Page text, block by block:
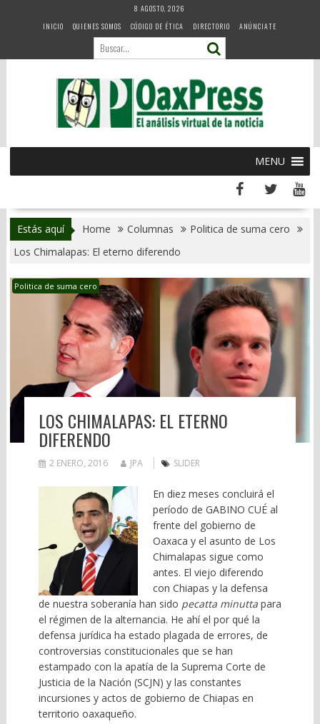
8 AGOSTO, 2026
INICIO
QUIENES SOMOS CÓDIGO DE ÉTICA DIRECTORIO ANÚNCIATE
MENU
Estás aquí Home Columnas
Politica de suma cero
Los Chimalapas: El eterno diferendo
Politica de suma cero
LOS CHIMALAPAS: EL ETERNO
DIFERENDO
2 ENERO, 2016 JPA SLIDER
En diez meses concluirá el
período de GABINO CUÉ al
frente del gobierno de
Oaxaca y el asunto de Los
Chimalapas sigue como
antes. El viejo diferendo
con Chiapas y la defensa
de nuestra soberanía han sido pecatta minutta para
el régimen de la alternancia. He ahí el por qué la
defensa jurídica ha estado plagada de errores, de
controversias constitucionales que se han
estampado con la apatía de la Suprema Corte de
Justicia de la Nación (SCJN) y las constantes
incursiones y actos de gobierno de Chiapas en
territorio oaxaqueño.